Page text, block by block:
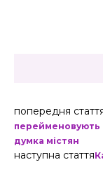
попередня
перейменовують
думка містян
наступна стаття